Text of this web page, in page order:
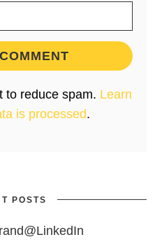
to reduce spam. Learn
is processed.
POSTS